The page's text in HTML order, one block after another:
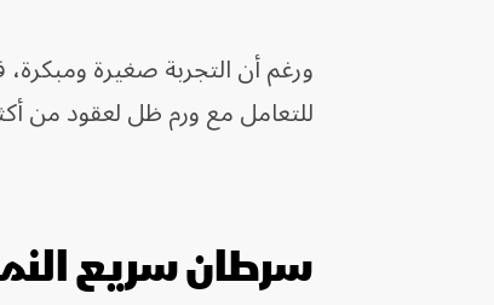
ورغم أن التجربة صغيرة
للتعامل مع ورم ظل لعقود من
سرطان سريع